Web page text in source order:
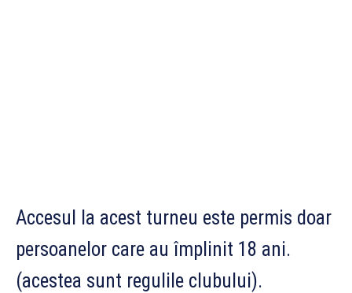
Accesul la acest turneu este permis doar
persoanelor care au împlinit 18 ani.
(acestea sunt regulile clubului).